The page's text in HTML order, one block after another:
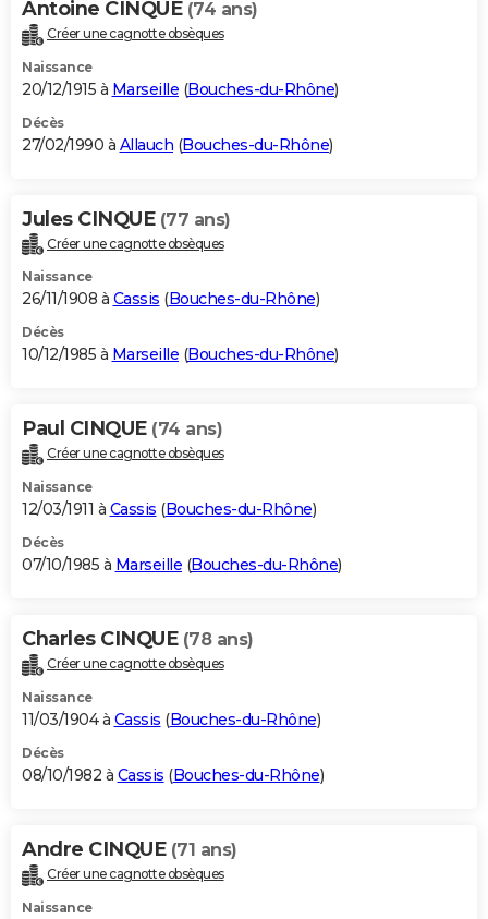
Antoine CINQUE (74 ans)
Créer une cagnotte obsèques
Naissance
20/12/1915 à Marseille (Bouches-du-Rhône)
Décès
27/02/1990 à Allauch (Bouches-du-Rhône)
Jules CINQUE (77 ans)
Créer une cagnotte obsèques
Naissance
26/11/1908 à Cassis (Bouches-du-Rhône)
Décès
10/12/1985 à Marseille (Bouches-du-Rhône)
Paul CINQUE (74 ans)
Créer une cagnotte obsèques
Naissance
12/03/1911 à Cassis (Bouches-du-Rhône)
Décès
07/10/1985 à Marseille (Bouches-du-Rhône)
Charles CINQUE (78 ans)
Créer une cagnotte obsèques
Naissance
11/03/1904 à Cassis (Bouches-du-Rhône)
Décès
08/10/1982 à Cassis (Bouches-du-Rhône)
Andre CINQUE (71 ans)
Créer une cagnotte obsèques
Naissance